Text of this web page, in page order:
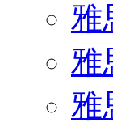
雅
雅
雅